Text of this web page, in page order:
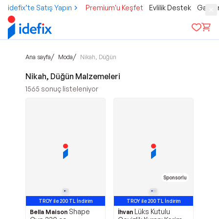
idefix’te Satış Yapın Premium'u Keşfet Evlilik Destek
Ana sayfa/ Moda/ Nikah, Düğün
Nikah, Düğün Malzemeleri
1565 sonuç listeleniyor
TROY ile 200 TL İndirim
Bella Maison Shape
Sponsorlu
TROY ile 200 TL İndirim
İhvan Lüks Kutulu